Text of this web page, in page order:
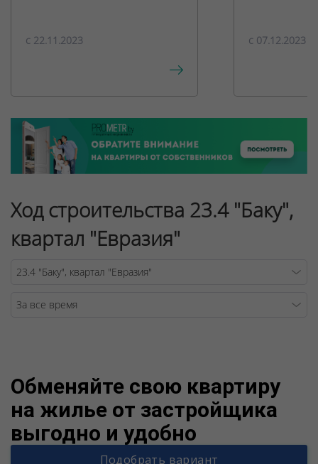
c 22.11.2023 c 07.12.2023
Ход строительства 23.4 "Баку",
квартал "Евразия"
Обменяйте свою квартиру
на жилье от застройщика
выгодно и удобно
Подобрать вариант